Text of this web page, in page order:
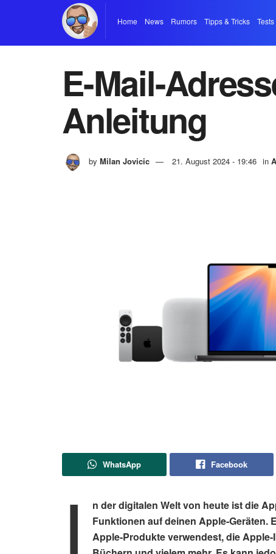
Home News Rumors Tipps & Tricks
E-Mail-
Anleitung
by Milan Jovicic 21. August 2024 - 19:46 in
WhatsApp Facebook
I
n der digitalen Welt von heute ist die
Funktionen auf deinen Apple-Geräten.
Apple-Produkte verwendest, die